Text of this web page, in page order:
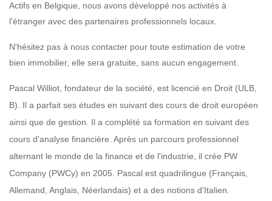
Actifs en Belgique, nous avons développé nos activités à
l'étranger avec des partenaires professionnels locaux.
N'hésitez pas à nous contacter pour toute estimation de votre
bien immobilier, elle sera gratuite, sans aucun engagement.
Pascal Williot, fondateur de la société, est licencié en Droit (ULB,
B). Il a parfait ses études en suivant des cours de droit européen
ainsi que de gestion. Il a complété sa formation en suivant des
cours d'analyse financière. Après un parcours professionnel
alternant le monde de la finance et de l'industrie, il crée PW
Company (PWCy) en 2005. Pascal est quadrilingue (Français,
Allemand, Anglais, Néerlandais) et a des notions d'Italien.